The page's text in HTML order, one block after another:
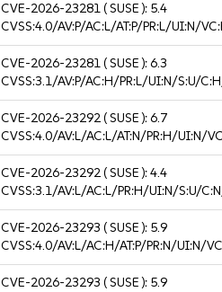
CVE-2026-23281( SUSE ): 5.4
CVSS:4.0/AV:P/AC:L/AT:P/PR:L/UI:N/
CVE-2026-23281( SUSE ):6.3
CVSS:3.1/AV:P/AC:H/PR:L/UI:N/S:U/
CVE-2026-23292( SUSE ):6.7
CVSS:4.0/AV:L/AC:L/AT:N/PR:H/UI:N/
CVE-2026-23292( SUSE ):4.4
CVSS:3.1/AV:L/AC:L/PR:H/UI:N/S:U/
CVE-2026-23293 ( SUSE ): 5.9
CVSS:4.0/AV:L/AC:H/AT:P/PR:N/UI:N/
CVE-2026-23293 ( SUSE ): 5.9